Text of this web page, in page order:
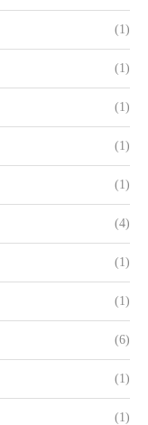
(1)
(1)
(1)
(1)
(1)
(4)
(1)
(1)
(6)
(1)
(1)